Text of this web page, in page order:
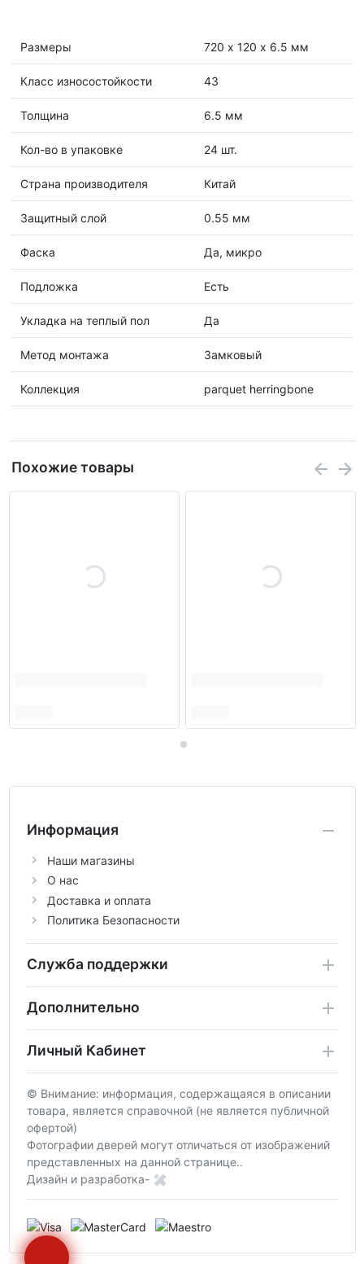
Размеры 720 х 120 х 6.5 мм
Класс износостойкости 43
Толщина 6.5 мм
Кол-во в упаковке 24 шт.
Страна производителя Китай
Защитный слой 0.55 мм
Фаска Да, микро
Подложка Есть
Укладка на теплый пол Да
Метод монтажа Замковый
Коллекция parquet herringbone
Похожие товары
Информация
Наши магазины
О нас
Доставка и оплата
Политика Безопасности
Служба поддержки
Дополнительно
Личный Кабинет
© Внимание: информация, содержащаяся в описании
товара, является справочной (не является публичной
офертой)
Фотографии дверей могут отличаться от изображений
представленных на данной странице..
Дизайн и разработка-